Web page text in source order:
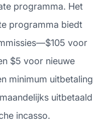
programma. Het
programma biedt
voor
$5 voor nieuwe
minimum uitbetaling
uitbetaald
incasso.